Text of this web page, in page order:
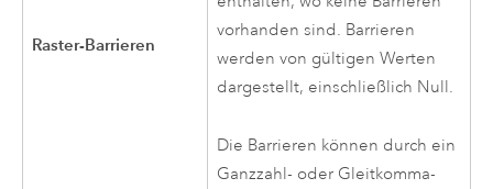
Raster-Barrieren
vorhanden sind. Barrieren
werden von gültigen Werten
dargestellt, einschließlich Null.
Die Barrieren können durch ein
Ganzzahl- oder Gleitkomma-